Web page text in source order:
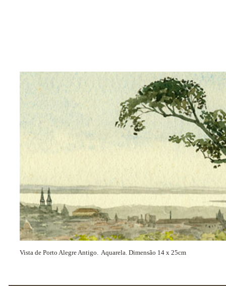
Vista de Porto Alegre Antigo. Aquarela. Dimensão 14 x 25cm